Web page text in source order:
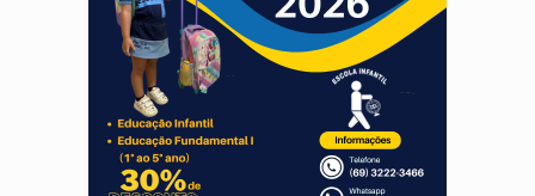
EMPREENDEDORISMO:7 negócios que podem começar com pouco dinheiro e
GIGANTE DA AMÉRICA: Brasil reúne dimensão continental e posição
INDEPENDÊNCIA: 10 dicas importantes para quem quer
VARCENA: Cientistas descobrem nova espécie de rã em florestas